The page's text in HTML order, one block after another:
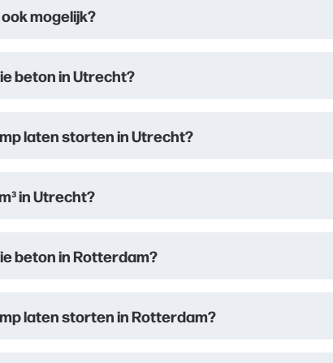
mogelijk?
beton in Utrecht?
laten storten in Utrecht?
in Utrecht?
beton in Rotterdam?
laten storten in Rotterdam?